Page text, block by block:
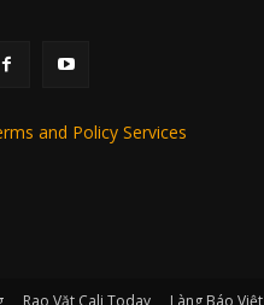
and Policy Services
Rao Vặt Cali Today Làng Báo Việt